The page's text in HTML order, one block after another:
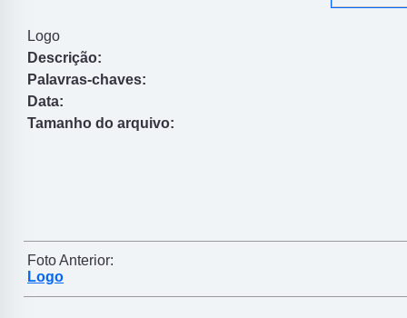
Logo
Descrição:
Palavras-chaves:
Data:
Tamanho do arquivo:
Foto Anterior:
Logo